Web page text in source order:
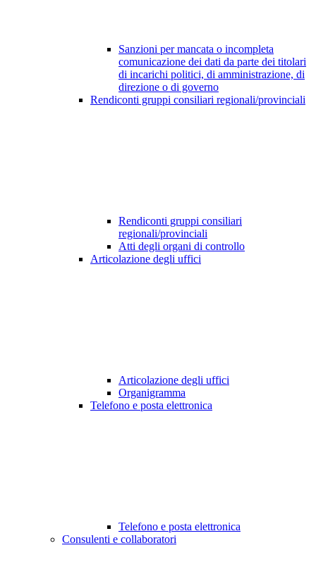
Sanzioni per mancata o incompleta
comunicazione dei dati da parte dei titolari
di incarichi politici, di amministrazione, di
direzione o di governo
Rendiconti gruppi consiliari regionali/provinciali
Rendiconti gruppi consiliari
regionali/provinciali
Atti degli organi di controllo
Articolazione degli uffici
Articolazione degli uffici
Organigramma
Telefono e posta elettronica
Telefono e posta elettronica
Consulenti e collaboratori